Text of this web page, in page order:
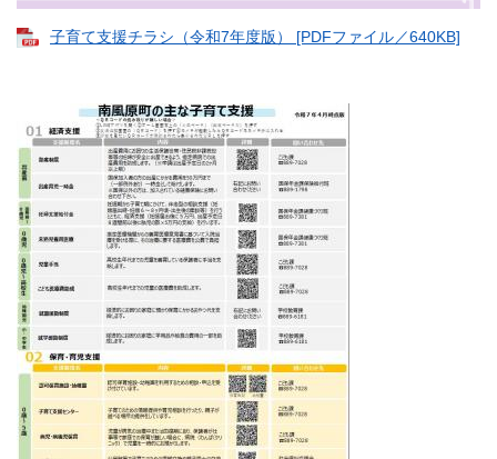
子育て支援チラシ（令和7年度版） [PDFファイル／640KB]